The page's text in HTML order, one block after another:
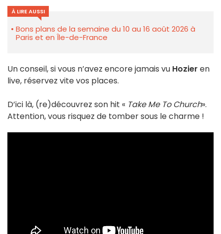
À LIRE AUSSI
Bons plans de la semaine du 10 au 16 août 2026 à
Paris et en Île-de-France
Un conseil, si vous n’avez encore jamais vu Hozier en
live, réservez vite vos places.
D’ici là, (re)découvrez son hit « Take Me To Church».
Attention, vous risquez de tomber sous le charme !